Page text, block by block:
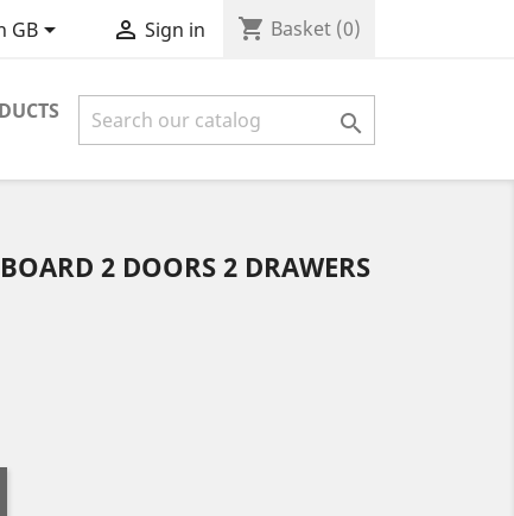
GB  Sign in shopping_cart Basket (0)

2 DOORS 2 DRAWERS